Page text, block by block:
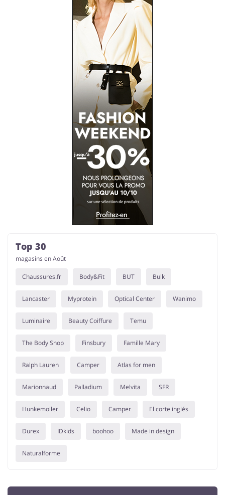
Top 30
magasins en Août
Chaussures.fr Body&Fit BUT Bulk
Lancaster Myprotein Optical Center Wanimo
Luminaire Beauty Coiffure Temu
The Body Shop Finsbury Famille Mary
Ralph Lauren Camper Atlas for men
Marionnaud Palladium Melvita SFR
Hunkemoller Celio Camper El corte inglés
Durex IDkids boohoo Made in design
Naturalforme